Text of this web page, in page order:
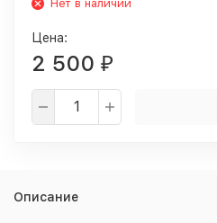
Нет в наличии
Цена:
2 500 ₽
Описание